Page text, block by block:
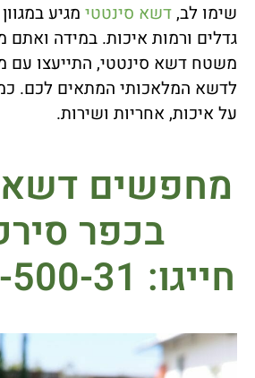
שימו לב,דשא סינטטי מגיע
גדלים ורמות איכות. במידה ואתם
משטח דשא סינטטי, התייעצו עם
לדשא המלאכותי המתאים לכם.
על איכות, אחריות ושירות.
מחפשים דשא
בכפר
חייגו: 077-21-500-31